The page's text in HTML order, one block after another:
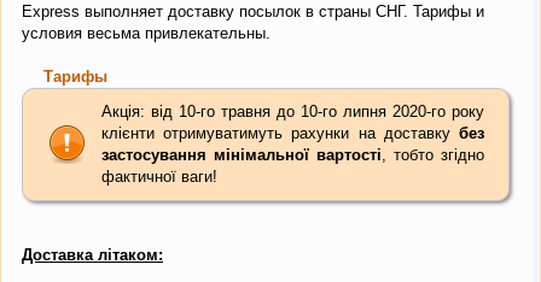
Express выполняет доставку посылок в страны СНГ. Тарифы и
условия весьма привлекательны.
Тарифы
Акція: від 10-го травня до 10-го липня 2020-го року
клієнти отримуватимуть рахунки на доставкубез
застосування мінімальної вартості , тобто згідно
фактичної ваги!
Доставка літаком: